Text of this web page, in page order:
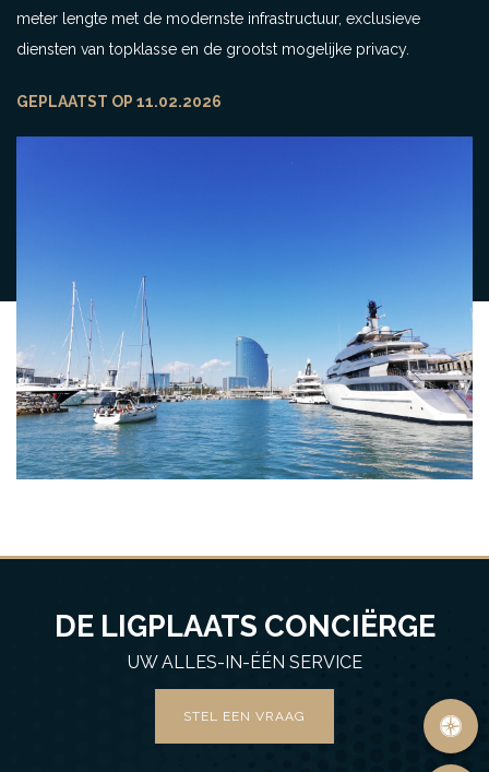
meter lengte met de modernste infrastructuur, exclusieve
diensten van topklasse en de grootst mogelijke privacy.
GEPLAATST OP 11.02.2026
DE LIGPLAATS CONCIËRGE
UW ALLES-IN-ÉÉN SERVICE
STEL EEN VRAAG